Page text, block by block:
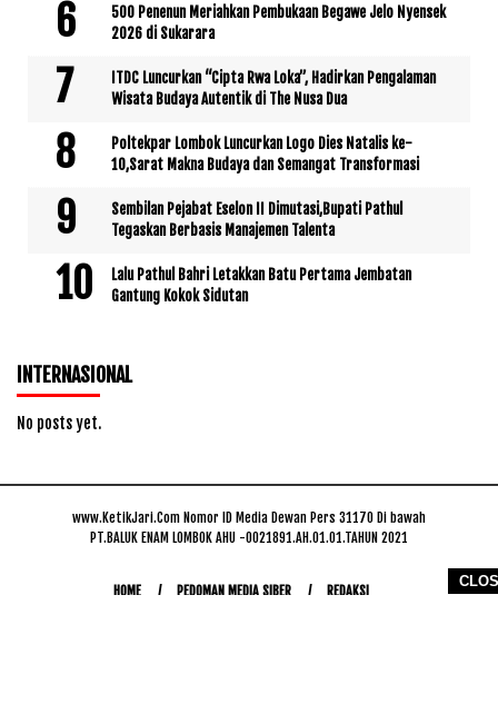
500 Penenun Meriahkan Pembukaan Begawe Jelo Nyensek
2026 di Sukarara
ITDC Luncurkan “Cipta Rwa Loka”, Hadirkan Pengalaman
Wisata Budaya Autentik di The Nusa Dua
Poltekpar Lombok Luncurkan Logo Dies Natalis ke-
10,Sarat Makna Budaya dan Semangat Transformasi
Sembilan Pejabat Eselon II Dimutasi,Bupati Pathul
Tegaskan Berbasis Manajemen Talenta
Lalu Pathul Bahri Letakkan Batu Pertama Jembatan
Gantung Kokok Sidutan
INTERNASIONAL
No posts yet.
www.KetikJari.Com Nomor ID Media Dewan Pers 31170 Di bawah
PT.BALUK ENAM LOMBOK AHU -0021891.AH.01.01.TAHUN 2021
HOME PEDOMAN MEDIA SIBER REDAKSI